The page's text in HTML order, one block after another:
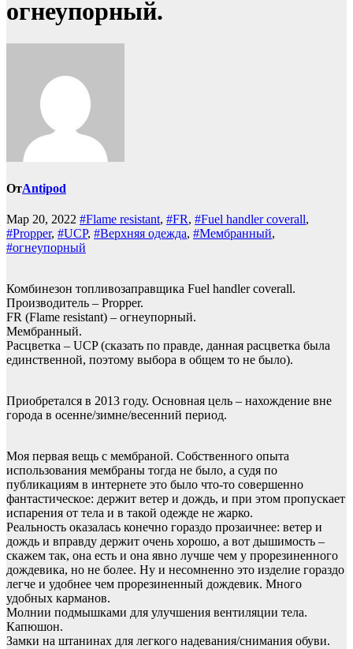
огнеупорный.
ОтAntipod
Мар 20, 2022 #Flame resistant, #FR, #Fuel handler coverall,
#Propper, #UCP, #Верхняя одежда, #Мембранный,
#огнеупорный
Комбинезон топливозаправщика Fuel handler coverall.
Производитель – Propper.
FR (Flame resistant) – огнеупорный.
Мембранный.
Расцветка – UCP (cказать по правде, данная расцветка была
единственной, поэтому выбора в общем то не было).
Приобретался в 2013 году. Основная цель – нахождение вне
города в осенне/зимне/весенний период.
Моя первая вещь с мембраной. Собственного опыта
использования мембраны тогда не было, а судя по
публикациям в интернете это было что-то совершенно
фантастическое: держит ветер и дождь, и при этом пропускает
испарения от тела и в такой одежде не жарко.
Реальность оказалась конечно гораздо прозаичнее: ветер и
дождь и вправду держит очень хорошо, а вот дышимость –
скажем так, она есть и она явно лучше чем у прорезиненного
дождевика, но не более. Ну и несомненно это изделие гораздо
легче и удобнее чем прорезиненный дождевик. Много
удобных карманов.
Молнии подмышками для улучшения вентиляции тела.
Капюшон.
Замки на штанинах для легкого надевания/снимания обуви.